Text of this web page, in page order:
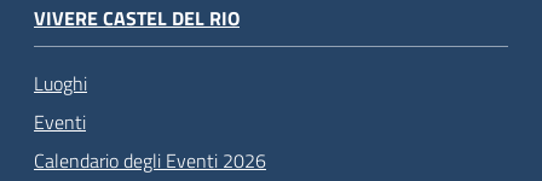
VIVERE CASTEL DEL RIO
Luoghi
Eventi
Calendario degli Eventi 2026